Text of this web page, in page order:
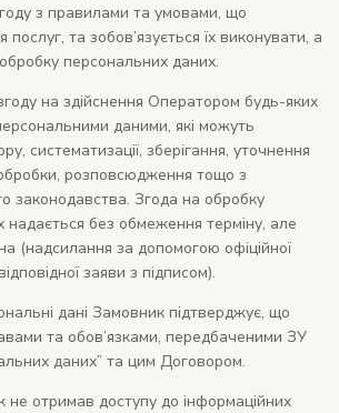
з правилами та умовами, що
та зобов’язується їх виконувати, а
персональних даних.
на здійснення Оператором будь-яких
даними, які можуть
систематизації, зберігання, уточнення
розповсюдження тощо з
законодавства. Згода на обробку
надається без обмеження терміну, але
(надсилання за допомогою офіційної
заяви з підписом).
дані Замовник підтверджує, що
та обов’язками, передбаченими ЗУ
даних” та цим Договором.
отримав доступу до інформаційних